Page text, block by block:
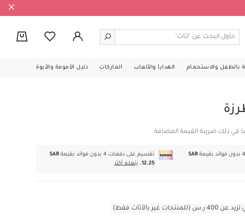
بالطفل والاستحمام الهدايا والألعاب الماركات دليل الأمومة والأبوة
في ذلك ضريبة القيمة المضافة
SAR
تقسيم على دفعات 4 بدون فوائد بقيمة
SAR
12.25.
يتعلم أكثر
بالأثاث فقط)